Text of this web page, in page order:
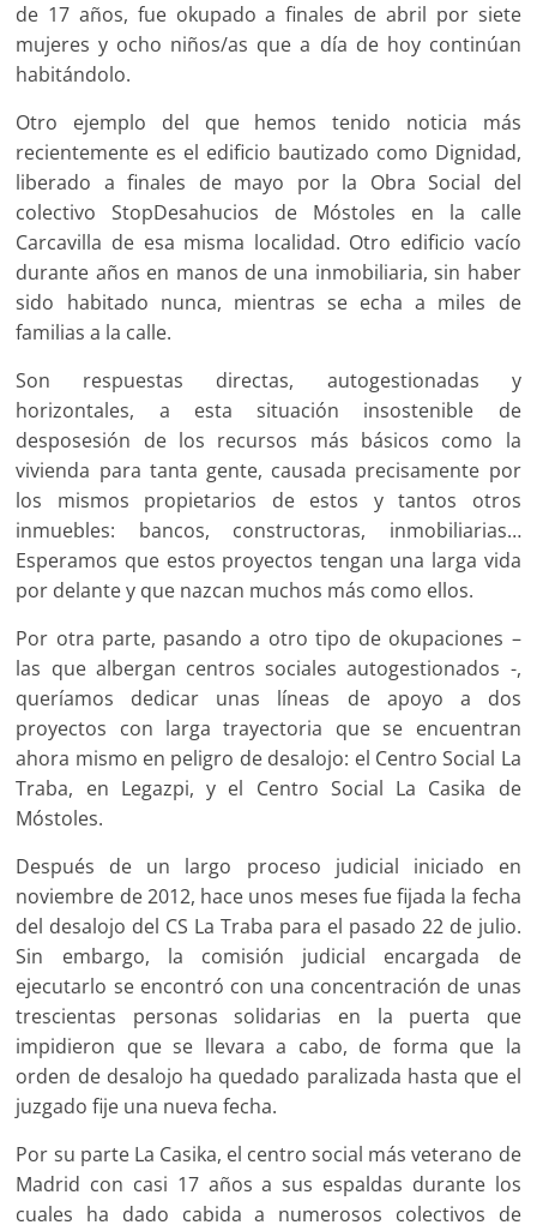
de 17 años, fue okupado a finales de abril por siete
mujeres y ocho niños/as que a día de hoy continúan
habitándolo.
Otro ejemplo del que hemos tenido noticia más
recientemente es el edificio bautizado como Dignidad,
liberado a finales de mayo por la Obra Social del
colectivo StopDesahucios de Móstoles en la calle
Carcavilla de esa misma localidad. Otro edificio vacío
durante años en manos de una inmobiliaria, sin haber
sido habitado nunca, mientras se echa a miles de
familias a la calle.
Son respuestas directas, autogestionadas y
horizontales, a esta situación insostenible de
desposesión de los recursos más básicos como la
vivienda para tanta gente, causada precisamente por
los mismos propietarios de estos y tantos otros
inmuebles: bancos, constructoras, inmobiliarias…
Esperamos que estos proyectos tengan una larga vida
por delante y que nazcan muchos más como ellos.
Por otra parte, pasando a otro tipo de okupaciones –
las que albergan centros sociales autogestionados -,
queríamos dedicar unas líneas de apoyo a dos
proyectos con larga trayectoria que se encuentran
ahora mismo en peligro de desalojo: el Centro Social La
Traba, en Legazpi, y el Centro Social La Casika de
Móstoles.
Después de un largo proceso judicial iniciado en
noviembre de 2012, hace unos meses fue fijada la fecha
del desalojo del CS La Traba para el pasado 22 de julio.
Sin embargo, la comisión judicial encargada de
ejecutarlo se encontró con una concentración de unas
trescientas personas solidarias en la puerta que
impidieron que se llevara a cabo, de forma que la
orden de desalojo ha quedado paralizada hasta que el
juzgado fije una nueva fecha.
Por su parte La Casika, el centro social más veterano de
Madrid con casi 17 años a sus espaldas durante los
cuales ha dado cabida a numerosos colectivos de